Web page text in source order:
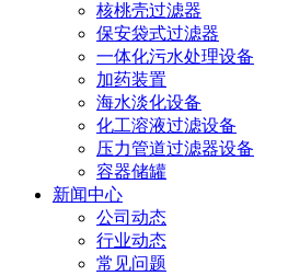
核桃壳过滤器
保安袋式过滤器
一体化污水处理设备
加药装置
海水淡化设备
化工溶液过滤设备
压力管道过滤器设备
容器储罐
新闻中心
公司动态
行业动态
常见问题